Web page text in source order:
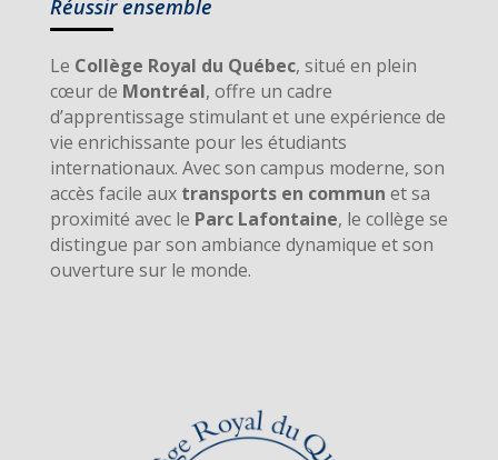
Réussir ensemble
Le Collège Royal du Québec, situé en plein
cœur de Montréal, offre un cadre
d’apprentissage stimulant et une expérience de
vie enrichissante pour les étudiants
internationaux. Avec son campus moderne, son
accès facile aux transports en commun et sa
proximité avec le Parc Lafontaine, le collège se
distingue par son ambiance dynamique et son
ouverture sur le monde.